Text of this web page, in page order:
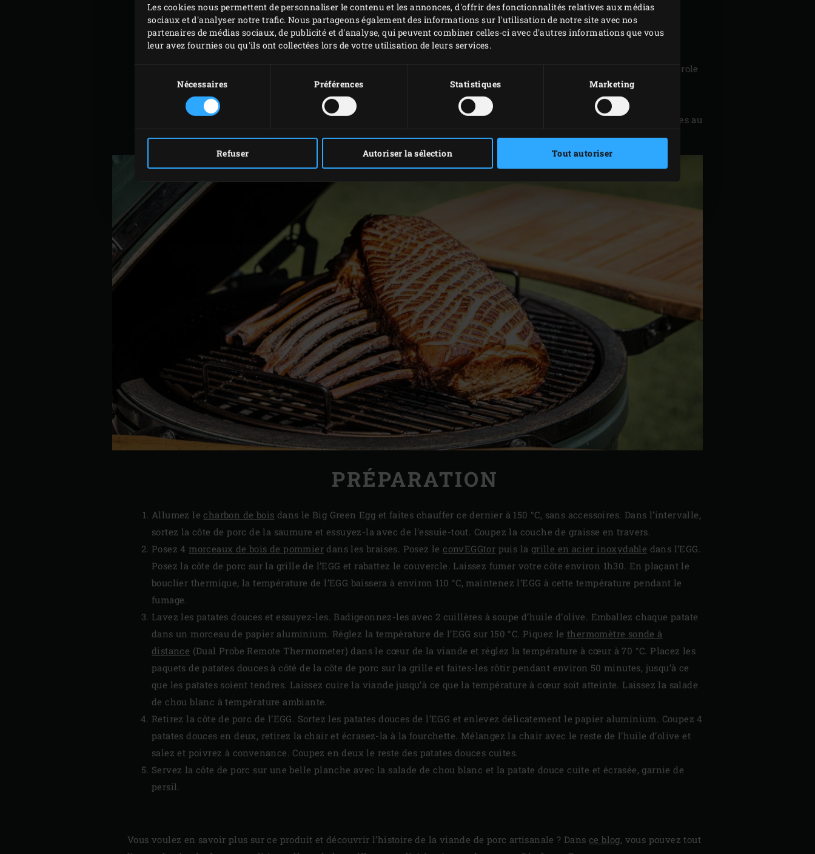
Les cookies nous permettent de personnaliser le contenu et les annonces, d'offrir des fonctionnalités relatives aux médias
sociaux et d'analyser notre trafic. Nous partageons également des informations sur l'utilisation de notre site avec nos
partenaires de médias sociaux, de publicité et d'analyse, qui peuvent combiner celles-ci avec d'autres informations que vous
leur avez fournies ou qu'ils ont collectées lors de votre utilisation de leurs services.
consentement
Nécessaires Préférences Statistiques Marketing
Refuser Autoriser la sélection Tout autoriser
MISE EN PLACE
Faites bouillir 2,5 litres d’eau pour la saumure. Coupez la tête d’ail en deux dans la largeur. Coupez le feu sous la casserole
et mettez tous les ingrédients pour la saumure dans l’eau. Laissez la saumure infuser 15 minutes.
Ajoutez 2 litres d’eau froide à la saumure et laissez-la entièrement refroidir avant de l’utiliser.
Placez la côte de porc dans la saumure. Assurez-vous qu’elle soit complètement immergée. Laissez saumurer 48 heures au
réfrigérateur.
PRÉPARATION
Allumez le charbon de bois dans le Big Green Egg et faites chauffer ce dernier à 150 °C, sans accessoires. Dans l’intervalle,
sortez la côte de porc de la saumure et essuyez-la avec de l’essuie-tout. Coupez la couche de graisse en travers.
Posez 4morceaux de bois de pommier dans les braises. Posez le convEGGtor puis la grille en acier inoxydable dans l’EGG.
Posez la côte de porc sur la grille de l’EGG et rabattez le couvercle. Laissez fumer votre côte environ 1h30. En plaçant le
bouclier thermique, la température de l’EGG baissera à environ 110 °C, maintenez l’EGG à cette température pendant le
fumage.
Lavez les patates douces et essuyez-les. Badigeonnez-les avec 2 cuillères à soupe d’huile d’olive. Emballez chaque patate
dans un morceau de papier aluminium. Réglez la température de l’EGG sur 150 °C. Piquez lethermomètre sonde à
distance (Dual Probe Remote Thermometer) dans le cœur de la viande et réglez la température à cœur à 70 °C. Placez les
paquets de patates douces à côté de la côte de porc sur la grille et faites-les rôtir pendant environ 50 minutes, jusqu’à ce
que les patates soient tendres. Laissez cuire la viande jusqu’à ce que la température à cœur soit atteinte. Laissez la salade
de chou blanc à température ambiante.
Retirez la côte de porc de l’EGG. Sortez les patates douces de l’EGG et enlevez délicatement le papier aluminium. Coupez 4
patates douces en deux, retirez la chair et écrasez-la à la fourchette. Mélangez la chair avec le reste de l’huile d’olive et
salez et poivrez à convenance. Coupez en deux le reste des patates douces cuites.
Servez la côte de porc sur une belle planche avec la salade de chou blanc et la patate douce cuite et écrasée, garnie de
persil.
Vous voulez en savoir plus sur ce produit et découvrir l’histoire de la viande de porc artisanale ? Dans ce blog, vous pouvez tout